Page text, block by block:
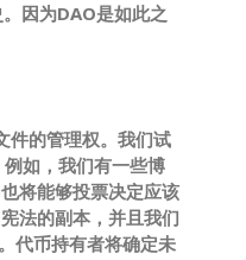
因为DAO是如此之
的管理权。我们试
如，我们有一些博
将能够投票决定应该
法的副本，并且我们
代币持有者将确定未